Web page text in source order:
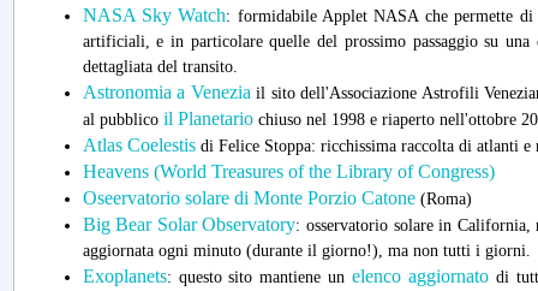
NASA Sky Watch: formidabile Applet NASA che permette
artificiali, e in particolare quelle del prossimo passaggio su
dettagliata del transito.
Astronomia a Venezia il sito dell'Associazione Astrofili
al pubblico il Planetariochiuso nel 1998 e riaperto nell'ottobre
Atlas Coelestisdi Felice Stoppa: ricchissima raccolta di atlanti e
Heavens (World Treasures of the Library of Congress)
Oseervatorio solare di Monte Porzio Catone(Roma)
Big Bear Solar Observatory: osservatorio solare in
aggiornata ogni minuto (durante il giorno!), ma non tutti i giorni.
Exoplanets: questo sito mantiene unelenco aggiornato di